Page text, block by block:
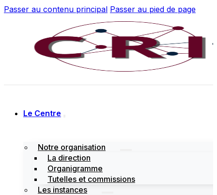
Passer au contenu principal Passer au pied de page
Le Centre
Notre organisation
La direction
Organigramme
Tutelles et commissions
Les instances